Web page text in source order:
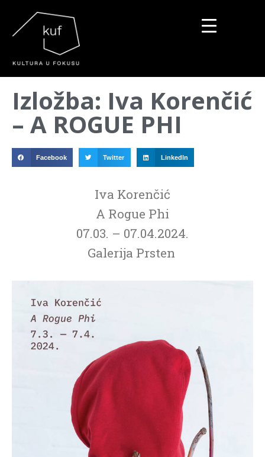
Izložba: Iva Korenčić
– A ROGUE PHI
Facebook Twitter LinkedIn
Iva Korenčić
A Rogue Phi
07.03. – 07.04.2024.
Galerija Prsten
▼
▼